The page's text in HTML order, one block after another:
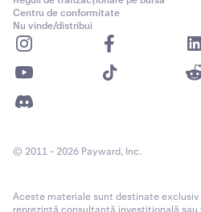
Centru de conformitate
Nu vinde/distribui
© 2011 - 2026 Payward, Inc.
Aceste materiale sunt destinate exclusiv